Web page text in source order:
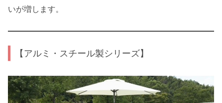
いが増します。
【アルミ・スチール製シリーズ】